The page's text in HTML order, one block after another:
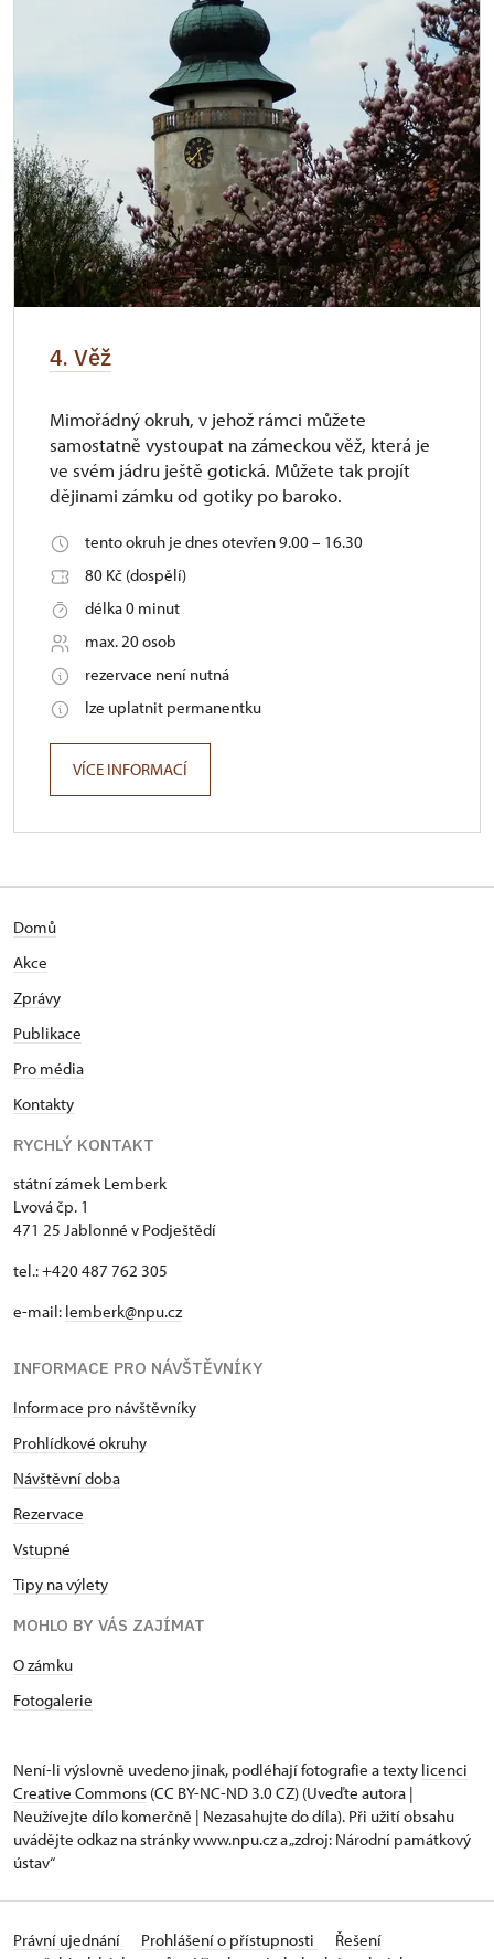
4. Věž
Mimořádný okruh, v jehož rámci můžete
samostatně vystoupat na zámeckou věž, která je
ve svém jádru ještě gotická. Můžete tak projít
dějinami zámku od gotiky po baroko.
tento okruh je dnes otevřen 9.00 – 16.30
80 Kč (dospělí)
délka 0 minut
max. 20 osob
rezervace není nutná
lze uplatnit permanentku
VÍCE INFORMACÍ
Domů
Akce
Zprávy
Publikace
Pro média
Kontakty
RYCHLÝ KONTAKT
státní zámek Lemberk
Lvová čp. 1
471 25 Jablonné v Podještědí
tel.: +420 487 762 305
e-mail: lemberk@npu.cz
INFORMACE PRO NÁVŠTĚVNÍKY
Informace pro návštěvníky
Prohlídkové okruhy
Návštěvní doba
Rezervace
Vstupné
Tipy na výlety
MOHLO BY VÁS ZAJÍMAT
O zámku
Fotogalerie
Není-li výslovně uvedeno jinak, podléhají fotografie a texty licenci
Creative Commons (CC BY-NC-ND 3.0 CZ) (Uveďte autora |
Neužívejte dílo komerčně | Nezasahujte do díla). Při užití obsahu
uvádějte odkaz na stránky www.npu.cz a „zdroj: Národní památkový
ústav“
Právní ujednání Prohlášení o přístupnosti
Řešení